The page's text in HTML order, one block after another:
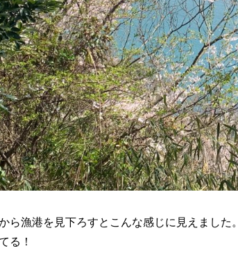
ら漁港を見下ろすとこんな感じに見えました。
る！